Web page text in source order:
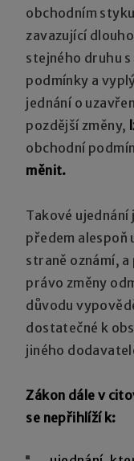
obchodním
zavazující
stejného druhu
podmínky a
jednání o
pozdější změny,
obchodní
měnit.
Takové
předem alespoň
straně oznámí,
právo změny
důvodu
dostatečné k
jiného
Zákon dále v
se nepřihlíží k: